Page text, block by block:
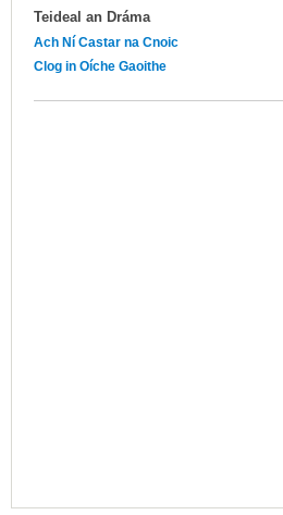
Teideal an Dráma
Ach Ní Castar na Cnoic
Clog in Oíche Gaoithe